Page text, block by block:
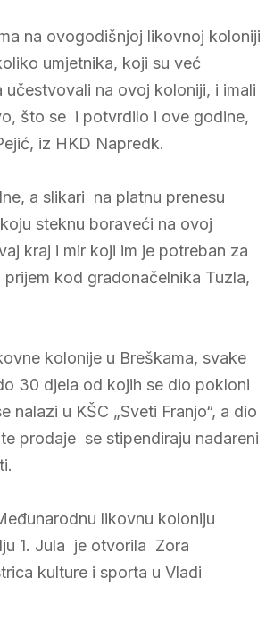
na ovogodišnjoj likovnoj koloniji
umjetnika, koji su već
učestvovali na ovoj koloniji, i imali
što se i potvrdilo i ove godine,
iz HKD Napredk.
a slikari na platnu prenesu
steknu boraveći na ovoj
kraj i mir koji im je potreban za
prijem kod gradonačelnika Tuzla,
kolonije u Breškama, svake
30 djela od kojih se dio pokloni
nalazi u KŠC „Sveti Franjo“, a dio
prodaje se stipendiraju nadareni
likovnu koloniju
1. Jula je otvorila Zora
kulture i sporta u Vladi